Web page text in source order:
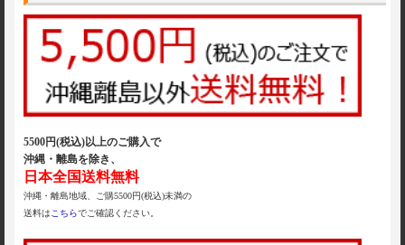
5500円(税込)以上のご購入で
沖縄・離島を除き、
日本全国送料無料
沖縄・離島地域、ご購5500円(税込)未満の
送料は こちらでご確認ください。